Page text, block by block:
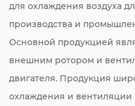
для охлаждения воздуха
производства и
Основной продукцией
внешним ротором и
двигателя. Продукция
охлаждения и вентиляции